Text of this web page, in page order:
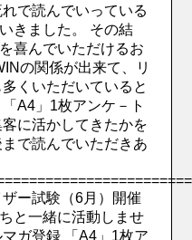
で読んでいっている
きました。
その結
喜んでいただけるお
の関係が出来て、リ
くいただいていると
「A4」1枚アンケ－ト
に活かしてきたかを
で読んでいただきあ
ー試験（6月）開催
と一緒に活動しませ
ガ登録 「A4」1枚ア